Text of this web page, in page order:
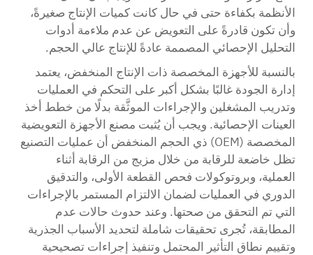
الأنظمة بكفاءة حتى في حال كانت كميات الإنتاج صغيرةً،
وأن تكون قادرةً على التعويض عن عدم ملاءمة أدوات
التحليل الإحصائي المصممة عادةً للإنتاج عالي الحجم.
بالنسبة للأجهزة المخصصة ذات الإنتاج المنخفض، يعتمد
إدارة الجودة غالبًا بشكل أكبر على التحكم في العمليات
وتدريب المشغلين والإجراءات الموثَّقة بدلًا من خطط أخذ
العينات الإحصائية. ويجب أن يُثبت مصنع الأجهزة التعويضية
المخصصة (OEM) ذي الحجم المنخفض أن عمليات التصنيع
تظل خاضعة للرقابة من خلال مزيج من الرقابة أثناء
العملية، وبروتوكولات فحص القطعة الأولى، والتدقيق
الدوري في العمليات لضمان الالتزام المستمر بالإجراءات
التي تم التحقق من صحتها. وعند حدوث حالات عدم
المطابقة، تُجرى تحقيقات شاملة لتحديد الأسباب الجذرية
وتقييم نطاق التأثير المحتمل وتنفيذ إجراءات تصحيحية